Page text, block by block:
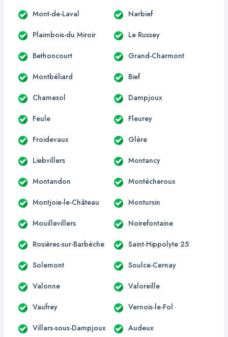
Mont-de-Laval Narbief
Plaimbois-du Miroir Le Russey
Bethoncourt Grand-Charmont
Montbéliard Bief
Chamesol Dampjoux
Feule Fleurey
Froidevaux Glère
Liebvillers Montancy
Montandon Montécheroux
Montjoie-le-Château Montursin
Mouillevillers Noirefontaine
Rosières-sur-Barbèche Saint-Hippolyte 25
Solemont Soulce-Cernay
Valonne Valoreille
Vaufrey Vernois-le-Fol
Villars-sous-Dampjoux Audeux